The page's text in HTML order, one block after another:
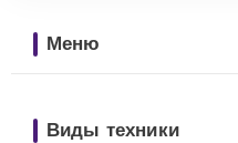
Меню
Виды техники